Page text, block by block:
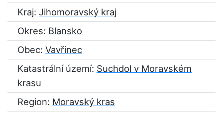
Kraj: Jihomoravský kraj
Okres: Blansko
Obec: Vavřinec
Katastrální území: Suchdol v Moravském
krasu
Region: Moravský kras